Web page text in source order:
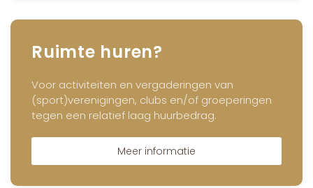
Ruimte huren?
Voor activiteiten en vergaderingen van
(sport)verenigingen, clubs en/of groeperingen
tegen een relatief laag huurbedrag.
Meer informatie